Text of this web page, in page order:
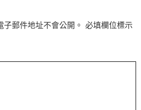
郵件地址不會公開。 必填欄位標示